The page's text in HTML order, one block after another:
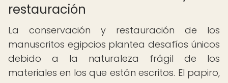
restauración
La conservación y restauración de los
manuscritos egipcios plantea desafíos únicos
debido a la naturaleza frágil de los
materiales en los que están escritos. El papiro,